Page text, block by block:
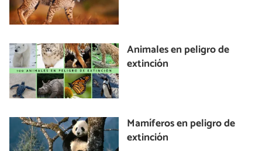
Animales en peligro de
extinción
Mamíferos en peligro de
extinción